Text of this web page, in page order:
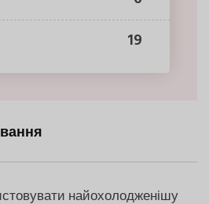
19
найохолодженішу